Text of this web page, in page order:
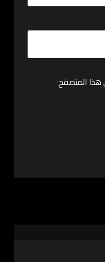
هذا المتصفح